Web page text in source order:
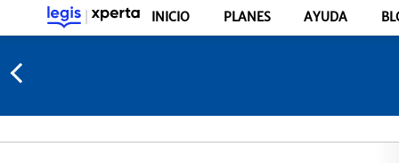
INICIO PLANES AYUDA